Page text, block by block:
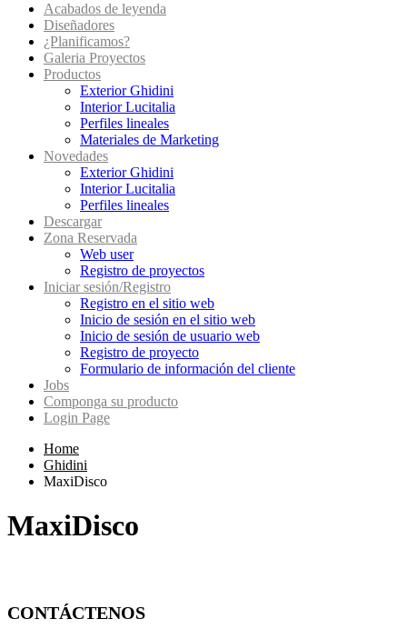
Acabados de leyenda
Diseñadores
¿Planificamos?
Galeria Proyectos
Productos
Exterior Ghidini
Interior Lucitalia
Perfiles lineales
Materiales de Marketing
Novedades
Exterior Ghidini
Interior Lucitalia
Perfiles lineales
Descargar
Zona Reservada
Web user
Registro de proyectos
Iniciar sesión/Registro
Registro en el sitio web
Inicio de sesión en el sitio web
Inicio de sesión de usuario web
Registro de proyecto
Formulario de información del cliente
Jobs
Componga su producto
Login Page
Home
Ghidini
MaxiDisco
MaxiDisco
CONTÁCTENOS